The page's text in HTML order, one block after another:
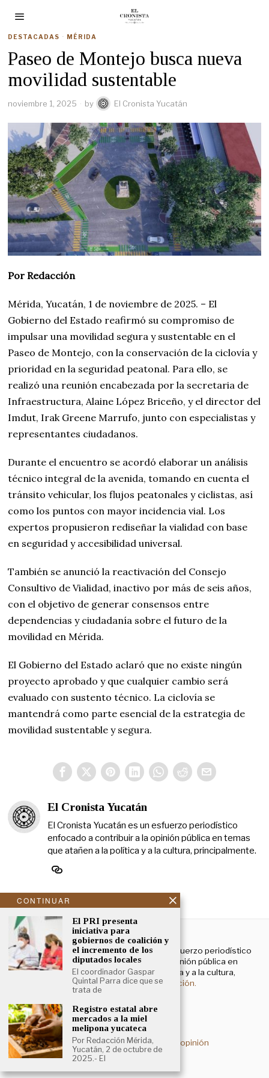
DESTACADAS · MÉRIDA
Paseo de Montejo busca nueva
movilidad sustentable
noviembre 1, 2025 by El Cronista Yucatán
Por Redacción
Mérida, Yucatán, 1 de noviembre de 2025. – El
Gobierno del Estado reafirmó su compromiso de
impulsar una movilidad segura y sustentable en el
Paseo de Montejo, con la conservación de la ciclovía y
prioridad en la seguridad peatonal. Para ello, se
realizó una reunión encabezada por la secretaria de
Infraestructura, Alaine López Briceño, y el director del
Imdut, Irak Greene Marrufo, junto con especialistas y
representantes ciudadanos.
Durante el encuentro se acordó elaborar un análisis
técnico integral de la avenida, tomando en cuenta el
tránsito vehicular, los flujos peatonales y ciclistas, así
como los puntos con mayor incidencia vial. Los
expertos propusieron rediseñar la vialidad con base
en seguridad y accesibilidad universal.
También se anunció la reactivación del Consejo
Consultivo de Vialidad, inactivo por más de seis años,
con el objetivo de generar consensos entre
dependencias y ciudadanía sobre el futuro de la
movilidad en Mérida.
El Gobierno del Estado aclaró que no existe ningún
proyecto aprobado y que cualquier cambio será
evaluado con sustento técnico. La ciclovía se
mantendrá como parte esencial de la estrategia de
movilidad sustentable y segura.
El Cronista Yucatán
El Cronista Yucatán es un esfuerzo periodístico
enfocado a contribuir a la opinión pública en temas
que atañen a la política y a la cultura, principalmente.
NOSOTROS
El Cronista Yucatán es un esfuerzo periodístico
enfocado a contribuir a la opinión pública en
temas que atañen a la política y a la cultura,
principalmente.Más información.
Aviso de privacidad
Deslinde sobre contenidos de opinión
CONTINUAR
El PRI presenta
iniciativa para
gobiernos de coalición y
el incremento de los
diputados locales
El coordinador Gaspar
Quintal Parra dice que se
trata de
Registro estatal abre
mercados a la miel
melipona yucateca
Por Redacción Mérida,
Yucatán, 2 de octubre de
2025.- El